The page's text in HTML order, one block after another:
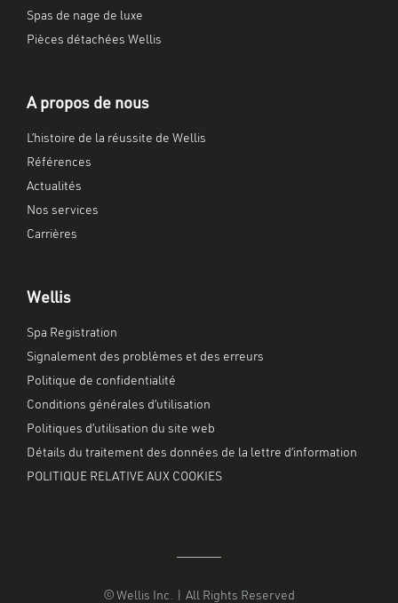
Spas de nage de luxe
Pièces détachées Wellis
A propos de nous
L’histoire de la réussite de Wellis
Références
Actualités
Nos services
Carrières
Wellis
Spa Registration
Signalement des problèmes et des erreurs
Politique de confidentialité
Conditions générales d’utilisation
Politiques d’utilisation du site web
Détails du traitement des données de la lettre d’information
POLITIQUE RELATIVE AUX COOKIES
© Wellis Inc. | All Rights Reserved